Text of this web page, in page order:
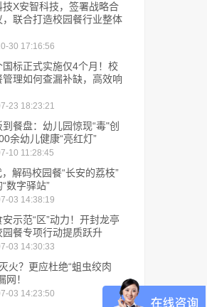
技X安智科技，签署战略合
，联合打造校园餐行业整体
30 17:16:56
国标正式实施仅4个月！校
管理如何查漏补缺，高效响
23 18:23:21
到餐盘：幼儿园惊现“毒"创
余幼儿健康“亮红灯”
10 11:28:45
解码校园餐“长安的荔枝”
数字驿站”
03 14:38:19
示范“区”动力！开封龙亭
园餐专项行动提质跃升
03 14:30:33
火？更应杜绝“蛆虫绞肉
网！
03 14:23:50